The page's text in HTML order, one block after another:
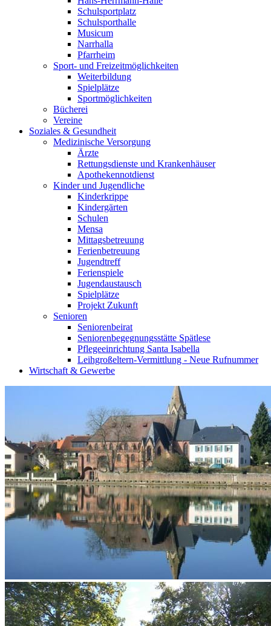
Schulsportplatz
Schulsporthalle
Musicum
Narrhalla
Pfarrheim
Sport- und Freizeitmöglichkeiten
Weiterbildung
Spielplätze
Sportmöglichkeiten
Bücherei
Vereine
Soziales & Gesundheit
Medizinische Versorgung
Ärzte
Rettungsdienste und Krankenhäuser
Apothekennotdienst
Kinder und Jugendliche
Kinderkrippe
Kindergärten
Schulen
Mensa
Mittagsbetreuung
Ferienbetreuung
Jugendtreff
Ferienspiele
Jugendaustausch
Spielplätze
Projekt Zukunft
Senioren
Seniorenbeirat
Seniorenbegegnungsstätte Spätlese
Pflegeeinrichtung Santa Isabella
Leihgroßeltern-Vermittlung - Neue Rufnummer
Wirtschaft & Gewerbe